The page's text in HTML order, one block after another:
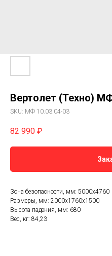
Вертолет (Техно)
SKU: МФ 10.03.04-03
82 990 ₽
Зона безопасности, мм: 5000х4760
Размеры, мм: 2000x1760x1500
Высота падения, мм: 680
Вес, кг: 84,23